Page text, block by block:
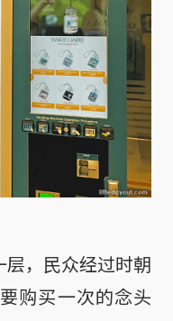
，民众经过时朝
购买一次的念头